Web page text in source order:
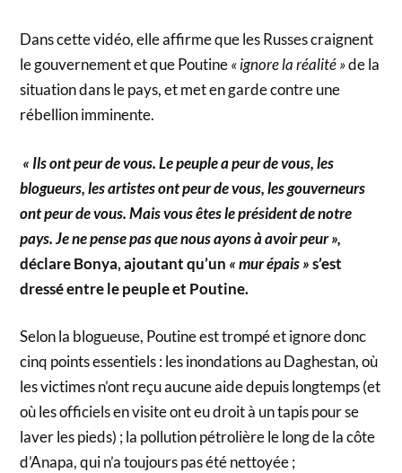
Dans cette vidéo, elle affirme que les Russes craignent
le gouvernement et que Poutine« ignore la réalité »de la
situation dans le pays, et met en garde contre une
rébellion imminente.
« Ils ont peur de vous. Le peuple a peur de vous, les
blogueurs, les artistes ont peur de vous, les gouverneurs
ont peur de vous. Mais vous êtes le président de notre
pays. Je ne pense pas que nous ayons à avoir peur »,
déclare Bonya, ajoutant qu’un « mur épais »s’est
dressé entre le peuple et Poutine.
Selon la blogueuse, Poutine est trompé et ignore donc
cinq points essentiels : les inondations au Daghestan, où
les victimes n’ont reçu aucune aide depuis longtemps (et
où les officiels en visite ont eu droit à un tapis pour se
laver les pieds) ; la pollution pétrolière le long de la côte
d’Anapa, qui n’a toujours pas été nettoyée ;